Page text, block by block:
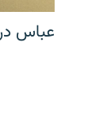
عباس